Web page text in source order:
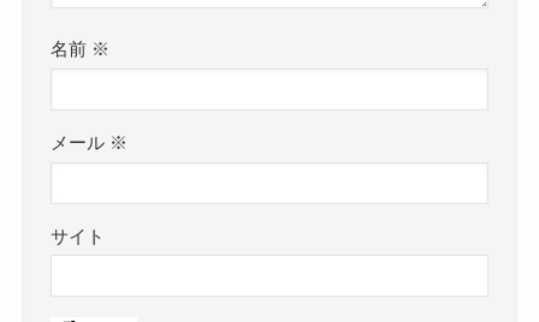
名前 ※
メール ※
サイト